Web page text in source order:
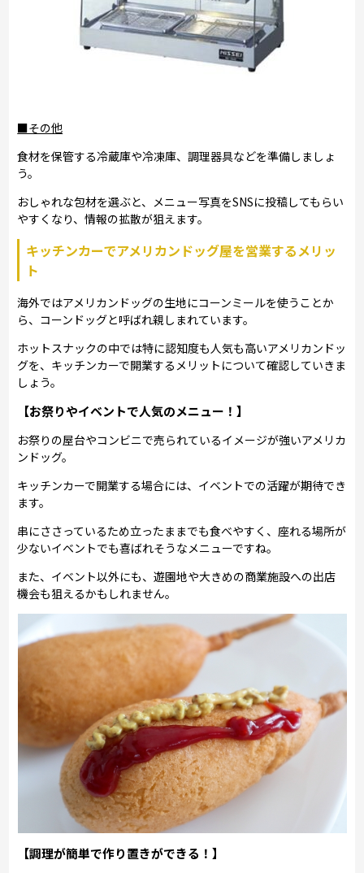
■その他
食材を保管する冷蔵庫や冷凍庫、調理器具などを準備しましょ
う。
おしゃれな包材を選ぶと、メニュー写真をSNSに投稿してもらい
やすくなり、情報の拡散が狙えます。
キッチンカーでアメリカンドッグ屋を営業するメリッ
ト
海外ではアメリカンドッグの生地にコーンミールを使うことか
ら、コーンドッグと呼ばれ親しまれています。
ホットスナックの中では特に認知度も人気も高いアメリカンドッ
グを、キッチンカーで開業するメリットについて確認していきま
しょう。
【お祭りやイベントで人気のメニュー！】
お祭りの屋台やコンビニで売られているイメージが強いアメリカ
ンドッグ。
キッチンカーで開業する場合には、イベントでの活躍が期待でき
ます。
串にささっているため立ったままでも食べやすく、座れる場所が
少ないイベントでも喜ばれそうなメニューですね。
また、イベント以外にも、遊園地や大きめの商業施設への出店
機会も狙えるかもしれません。
【調理が簡単で作り置きができる！】